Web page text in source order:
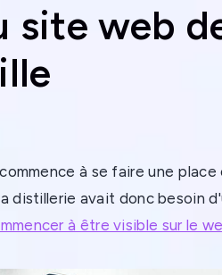
site web
commence à se faire une place
distillerie avait donc besoin
à être visible sur le